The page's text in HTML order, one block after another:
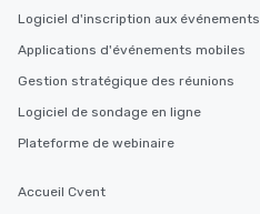
Logiciel d'inscription aux événements
Applications d'événements mobiles
Gestion stratégique des réunions
Logiciel de sondage en ligne
Plateforme de webinaire
Accueil Cvent